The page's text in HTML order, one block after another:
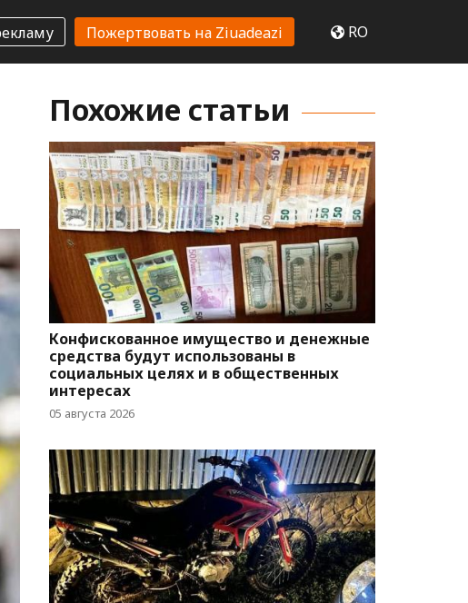
Пожертвовать на Ziuadeazi RO
Похожие статьи
Конфискованное имущество и денежные
средства будут использованы в
социальных целях и в общественных
интересах
05 августа 2026